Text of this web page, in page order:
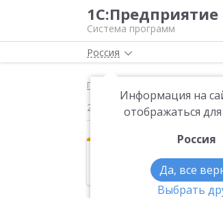
1С:Предприятие
Система программ
Россия
Информация на
отображаться
Россия
Да, все
Выбрать
Главная Версия
22.07.2009
Эта новость